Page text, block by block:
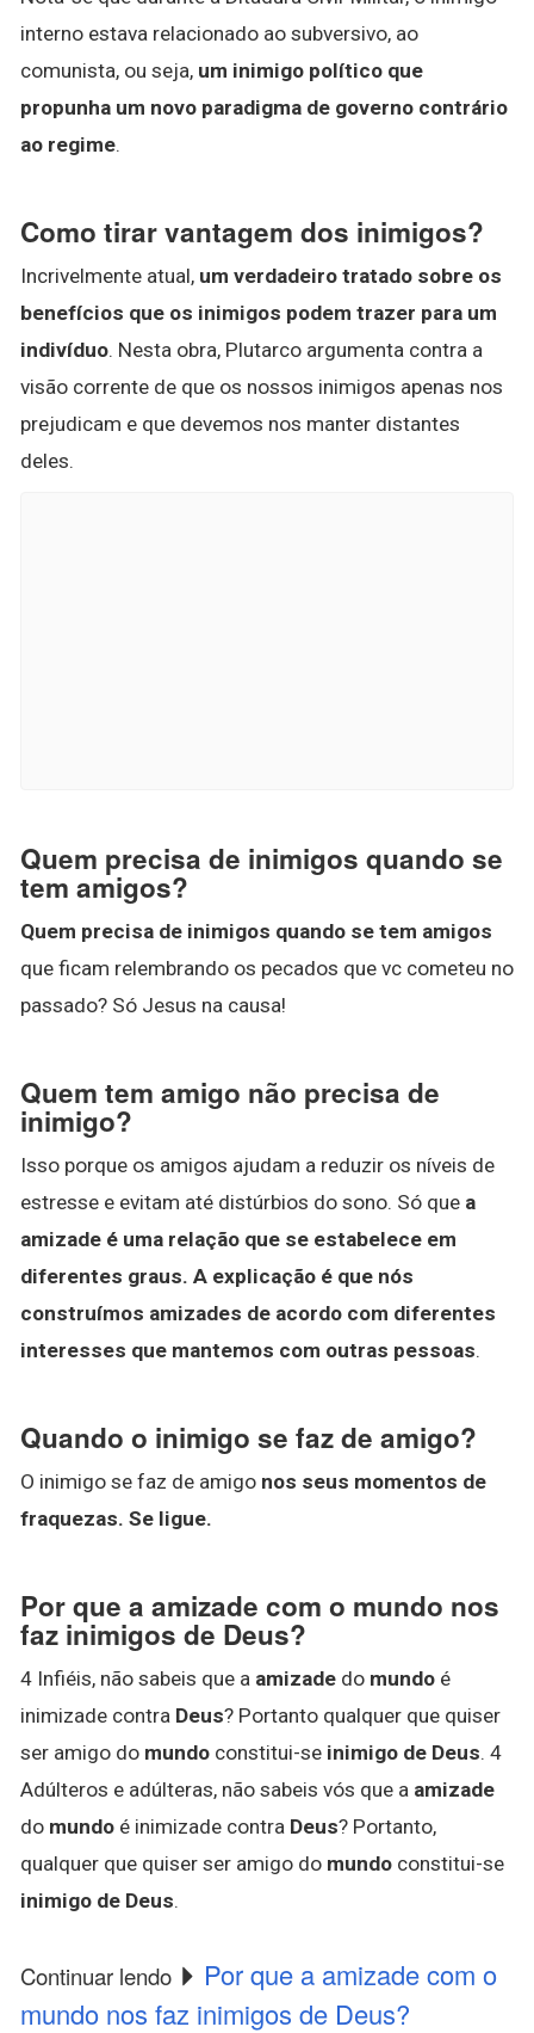
interno estava relacionado ao subversivo, ao
comunista, ou seja, um inimigo político que
propunha um novo paradigma de governo contrário
ao regime.
Como tirar vantagem dos inimigos?
Incrivelmente atual, um verdadeiro tratado sobre os
benefícios que os inimigos podem trazer para um
indivíduo. Nesta obra, Plutarco argumenta contra a
visão corrente de que os nossos inimigos apenas nos
prejudicam e que devemos nos manter distantes
deles.
Quem precisa de inimigos quando se
tem amigos?
Quem precisa de inimigos quando se tem amigos
que ficam relembrando os pecados que vc cometeu no
passado? Só Jesus na causa!
Quem tem amigo não precisa de
inimigo?
Isso porque os amigos ajudam a reduzir os níveis de
estresse e evitam até distúrbios do sono. Só que a
amizade é uma relação que se estabelece em
diferentes graus. A explicação é que nós
construímos amizades de acordo com diferentes
interesses que mantemos com outras pessoas.
Quando o inimigo se faz de amigo?
O inimigo se faz de amigo nos seus momentos de
fraquezas. Se ligue.
Por que a amizade com o mundo nos
faz inimigos de Deus?
4 Infiéis, não sabeis que a amizade do mundo é
inimizade contra Deus? Portanto qualquer que quiser
ser amigo do mundo constitui-se inimigo de Deus. 4
Adúlteros e adúlteras, não sabeis vós que a amizade
do mundo é inimizade contra Deus? Portanto,
qualquer que quiser ser amigo do mundo constitui-se
inimigo de Deus.
Continuar lendo
Por que a amizade com o
mundo nos faz inimigos de Deus?